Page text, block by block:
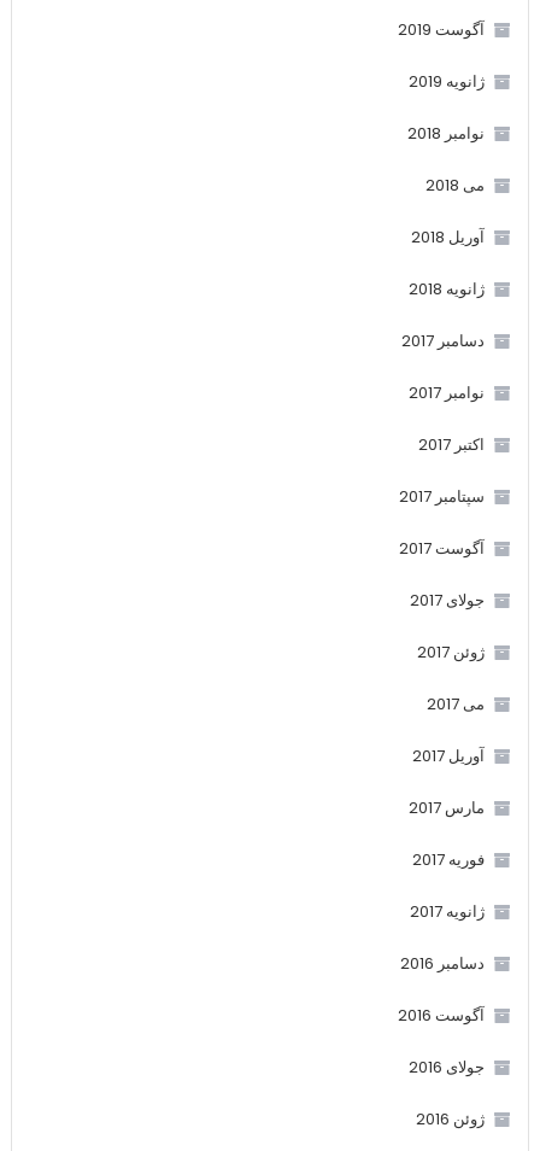
آگوست 2019
ژانویه 2019
نوامبر 2018
می 2018
آوریل 2018
ژانویه 2018
دسامبر 2017
نوامبر 2017
اکتبر 2017
سپتامبر 2017
آگوست 2017
جولای 2017
ژوئن 2017
می 2017
آوریل 2017
مارس 2017
فوریه 2017
ژانویه 2017
دسامبر 2016
آگوست 2016
جولای 2016
ژوئن 2016